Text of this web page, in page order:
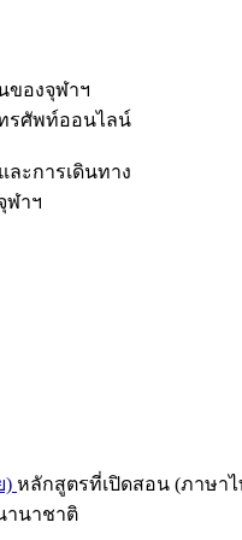
ของจุฬาฯ
รศัพท์ออนไลน์
ละการเดินทาง
ฬาฯ
) หลักสูตรที่เปิดสอน (ภาษาไ
านาชาติ